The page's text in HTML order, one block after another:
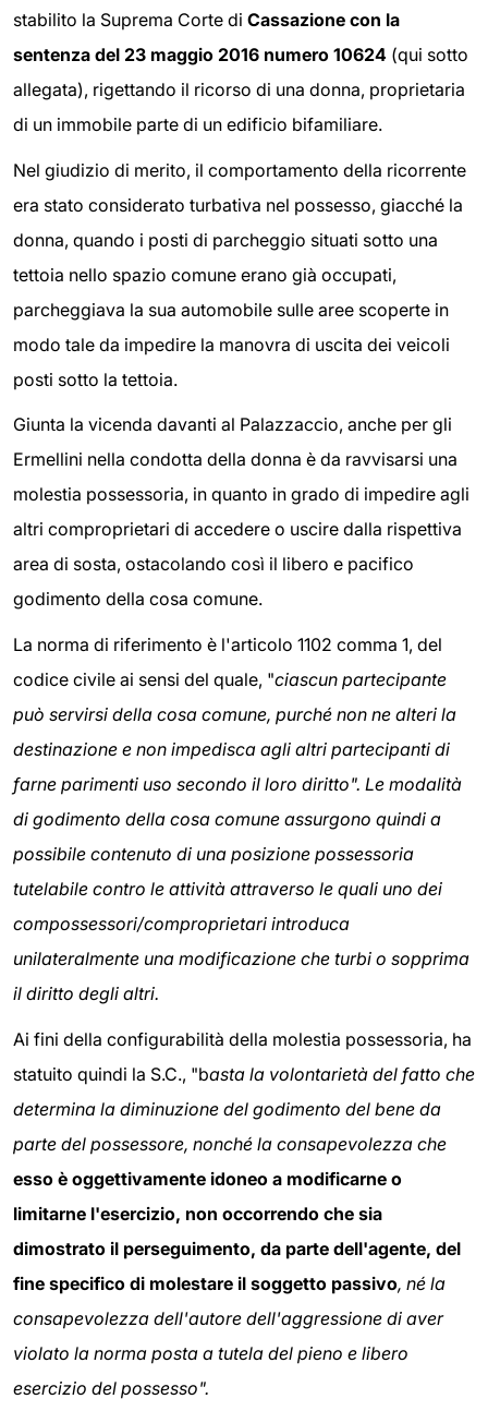
stabilito la Suprema Corte di Cassazione con la
sentenza del 23 maggio 2016 numero 10624 (qui sotto
allegata), rigettando il ricorso di una donna, proprietaria
di un immobile parte di un edificio bifamiliare.
Nel giudizio di merito, il comportamento della ricorrente
era stato considerato turbativa nel possesso, giacché la
donna, quando i posti di parcheggio situati sotto una
tettoia nello spazio comune erano già occupati,
parcheggiava la sua automobile sulle aree scoperte in
modo tale da impedire la manovra di uscita dei veicoli
posti sotto la tettoia.
Giunta la vicenda davanti al Palazzaccio, anche per gli
Ermellini nella condotta della donna è da ravvisarsi una
molestia possessoria, in quanto in grado di impedire agli
altri comproprietari di accedere o uscire dalla rispettiva
area di sosta, ostacolando così il libero e pacifico
godimento della cosa comune.
La norma di riferimento è l'articolo 1102 comma 1, del
codice civile ai sensi del quale, "ciascun partecipante
può servirsi della cosa comune, purché non ne alteri la
destinazione e non impedisca agli altri partecipanti di
farne parimenti uso secondo il loro diritto". Le modalità
di godimento della cosa comune assurgono quindi a
possibile contenuto di una posizione possessoria
tutelabile contro le attività attraverso le quali uno dei
compossessori/comproprietari introduca
unilateralmente una modificazione che turbi o sopprima
il diritto degli altri.
Ai fini della configurabilità della molestia possessoria, ha
statuito quindi la S.C., "basta la volontarietà del fatto che
determina la diminuzione del godimento del bene da
parte del possessore, nonché la consapevolezza che
esso è oggettivamente idoneo a modificarne o
limitarne l'esercizio, non occorrendo che sia
dimostrato il perseguimento, da parte dell'agente, del
fine specifico di molestare il soggetto passivo, né la
consapevolezza dell'autore dell'aggressione di aver
violato la norma posta a tutela del pieno e libero
esercizio del possesso".